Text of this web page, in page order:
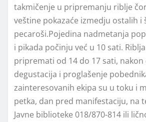
takmičenje u pripremanju riblje
veštine pokazaće izmedju ostalih i
pecaroši.Pojedina nadmetanja
i pikada počinju već u 10 sati.
pripremati od 14 do 17 sati, nakon
degustacija i proglašenje
zainteresovanih ekipa su u toku i
petka, dan pred manifestaciju, na
Javne biblioteke 018/870-814 ili